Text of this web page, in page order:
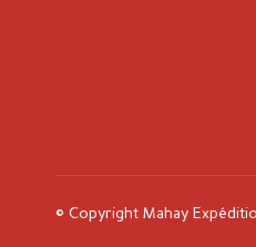
© Copyright Mahay